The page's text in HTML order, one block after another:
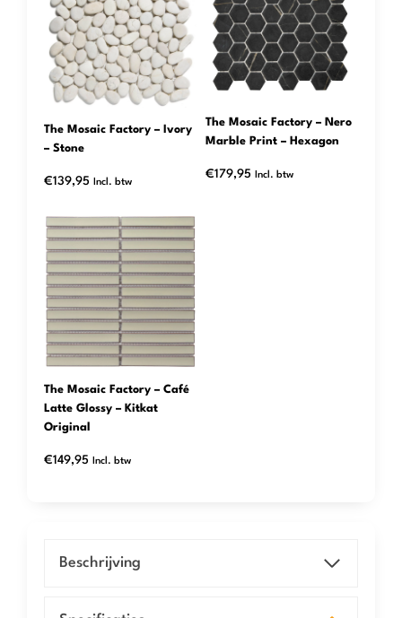
The Mosaic Factory – Ivory
– Stone
€139,95 Incl. btw
The Mosaic Factory – Nero
Marble Print – Hexagon
€179,95 Incl. btw
The Mosaic Factory – Café
Latte Glossy – Kitkat
Original
€149,95 Incl. btw
Beschrijving